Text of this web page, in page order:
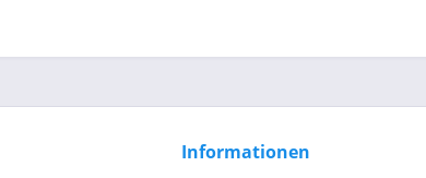
Informationen